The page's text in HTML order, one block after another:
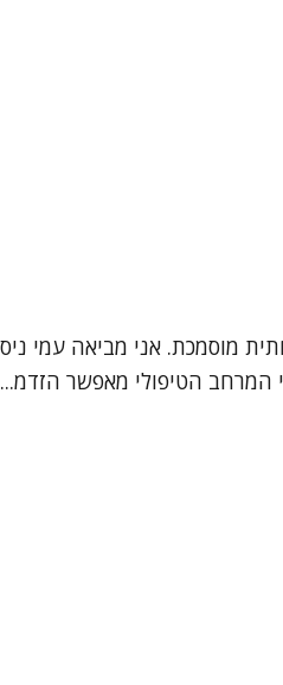
המרחב הטיפולי מאפשר הזדמ...